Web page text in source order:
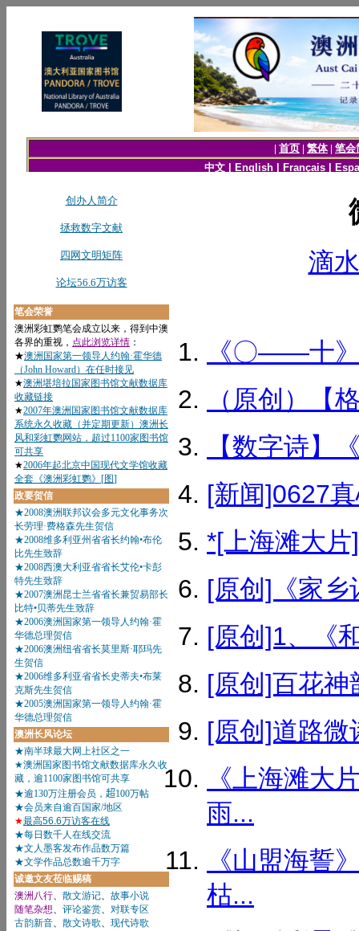
滴
《〇——十
（原创）
【数字诗
[新闻]0627
*[上海滩大
[原创]《家乡
[原创]1、《
[原创]百花神
[原创]道路
《上海滩大
雨...
《山盟海誓
枯...